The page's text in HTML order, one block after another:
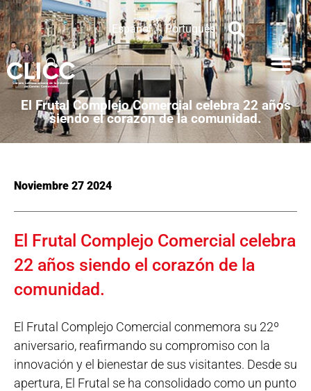
Español Português
El Frutal Complejo Comercial celebra 22 años
siendo el corazón de la comunidad.
Noviembre 27 2024
El Frutal Complejo Comercial celebra
22 años siendo el corazón de la
comunidad.
El Frutal Complejo Comercial conmemora su 22º
aniversario, reafirmando su compromiso con la
innovación y el bienestar de sus visitantes. Desde su
apertura, El Frutal se ha consolidado como un punto